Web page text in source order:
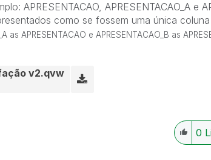
APRESENTACAO, APRESENTACAO_A e
como se fossem uma única coluna
as APRESENTACAO e APRESENTACAO_B as
v2.qvw
0